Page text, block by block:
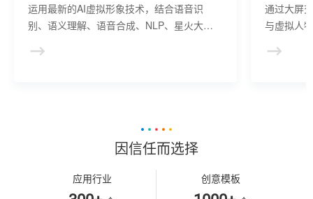
运用最新的AI虚拟形象技术，结合语音识
别、语义理解、语音合成、NLP、星火大模
建、AI驱动、多模态交互的多场景虚拟人产
通过大屏
与虚拟人
景，可广
因信任而选择
应用行业 创意模板